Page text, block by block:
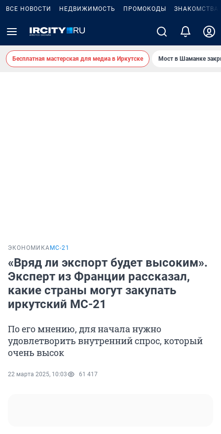
ВСЕ НОВОСТИ НЕДВИЖИМОСТЬ ПРОМОКОДЫ ЗНАКОМСТВА
Бесплатная мастерская для медиа в Иркутске Мост в Шаманке
ЭКОНОМИКА МС-21
«Вряд ли экспорт будет высоким».
Эксперт из Франции рассказал,
какие страны могут закупать
иркутский МС-21
По его мнению, для начала нужно
удовлетворить внутренний спрос, который
очень высок
22 марта 2025, 10:03 61 417